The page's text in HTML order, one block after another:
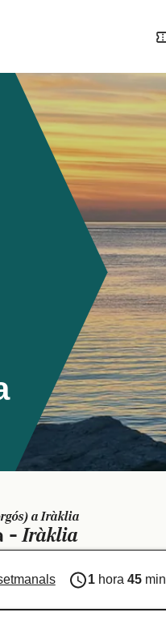
a Iràklia
-Iràklia
1hora 45min